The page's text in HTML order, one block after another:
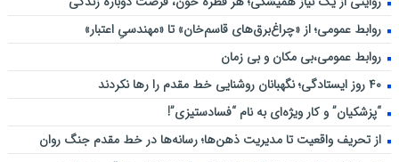
روابط عمومی؛ از «چراغ‌برق‌های قاسم‌خان» تا «مهندسیِ اعتبار»
روابط عمومی،بی مکان و بی زمان
۴۰ روز ایستادگی؛ نگهبانان روشنایی خط مقدم را رها نکردند
“پزشکیان” و کار ویژه‌ای به نام “فسادستیزی”!
از تحریف واقعیت تا مدیریت ذهن‌ها؛ رسانه‌ها در خط مقدم جنگ روان